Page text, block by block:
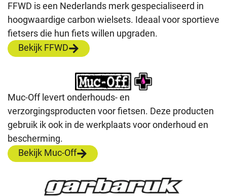
FFWD is een Nederlands merk gespecialiseerd in
hoogwaardige carbon wielsets. Ideaal voor sportieve
fietsers die hun fiets willen upgraden.
Bekijk FFWD
Muc-Off levert onderhouds- en
verzorgingsproducten voor fietsen. Deze producten
gebruik ik ook in de werkplaats voor onderhoud en
bescherming.
Bekijk Muc-Off